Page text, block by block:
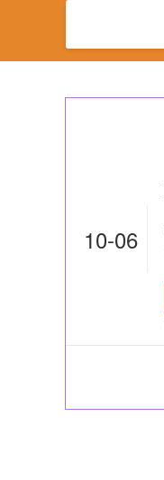
10-06